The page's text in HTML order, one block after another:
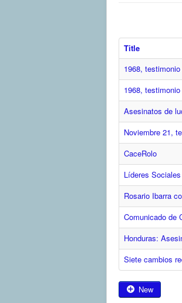
Title
1968,
1968,
Asesinatos de
Noviembre 21,
CaceRolo
Líderes
Rosario Ibarra
Comunicado de
Honduras:
Siete cambios
New